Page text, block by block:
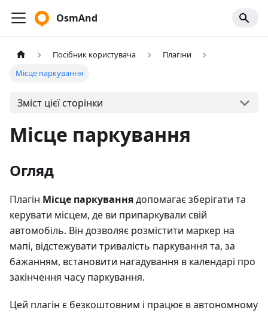
OsmAnd
Посібник користувача
Плагіни
Місце паркування
Зміст цієї сторінки
Місце паркування
Огляд
Плагін Місце паркуваннядопомагає зберігати та
керувати місцем, де ви припаркували свій
автомобіль. Він дозволяє розмістити маркер на
мапі, відстежувати тривалість паркування та, за
бажанням, встановити нагадування в календарі про
закінчення часу паркування.
Цей плагін є безкоштовним і працює в автономному